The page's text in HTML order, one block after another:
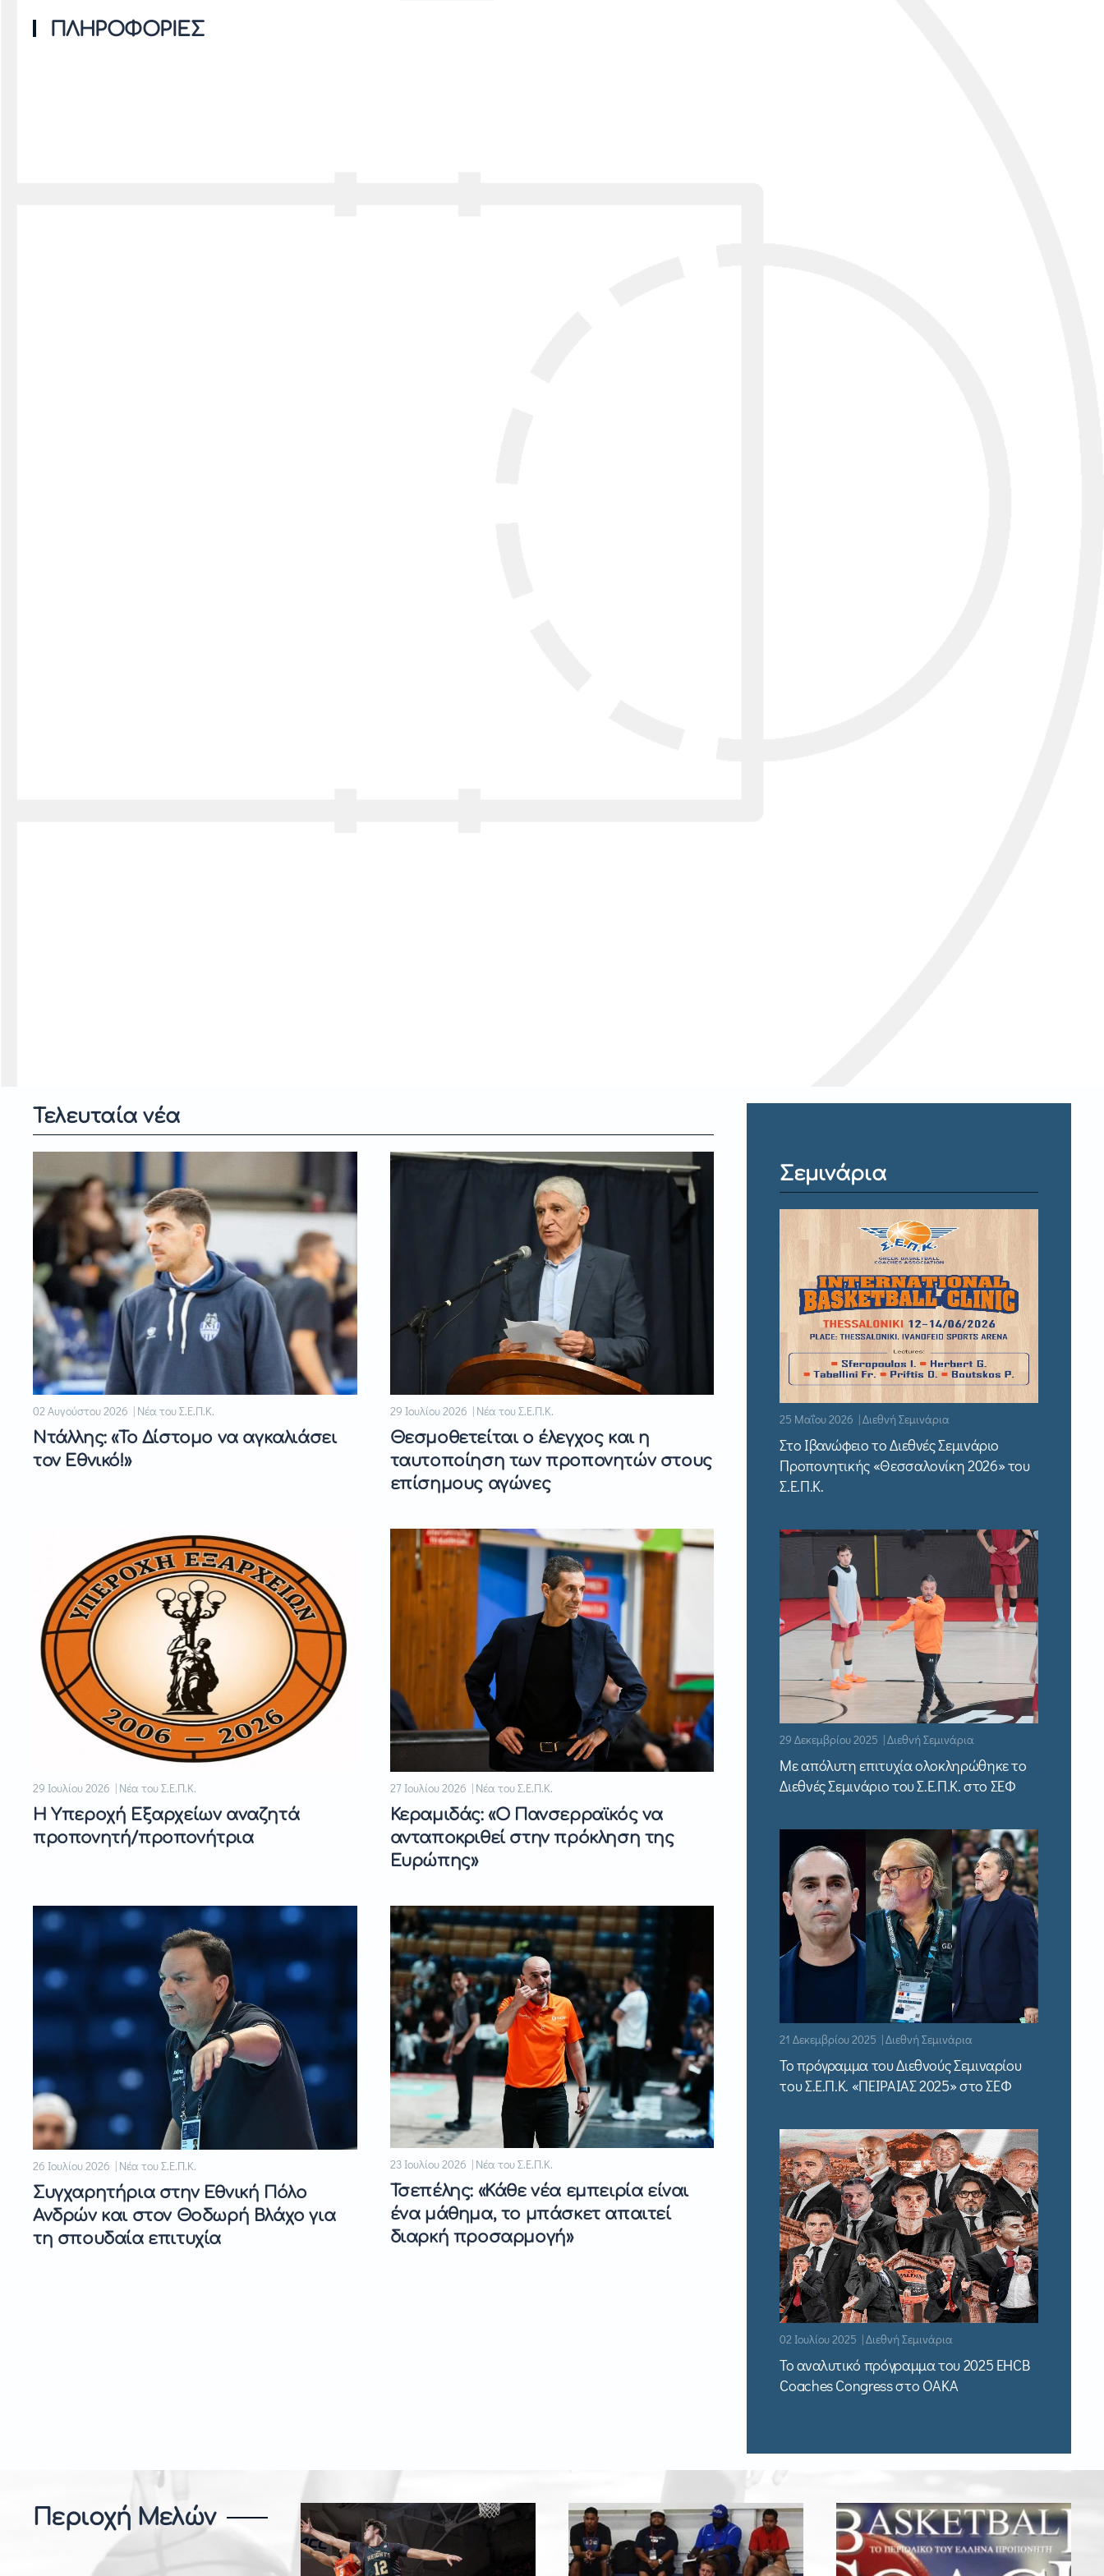
ΠΛΗΡΟΦΟΡΙΕΣ
Τελευταία νέα
02 Αυγούστου 2026 | Νέα του Σ.Ε.Π.Κ.
Ντάλλης: «Το Δίστομο να αγκαλιάσει
τον Εθνικό!»
29 Ιουλίου 2026 | Νέα του Σ.Ε.Π.Κ.
Θεσμοθετείται ο έλεγχος και η
ταυτοποίηση των προπονητών στους
επίσημους αγώνες
29 Ιουλίου 2026 | Νέα του Σ.Ε.Π.Κ.
Η Υπεροχή Εξαρχείων αναζητά
προπονητή/προπονήτρια
27 Ιουλίου 2026 | Νέα του Σ.Ε.Π.Κ.
Κεραμιδάς: «Ο Πανσερραϊκός να
ανταποκριθεί στην πρόκληση της
Ευρώπης»
26 Ιουλίου 2026 | Νέα του Σ.Ε.Π.Κ.
Συγχαρητήρια στην Εθνική Πόλο
Ανδρών και στον Θοδωρή Βλάχο για
τη σπουδαία επιτυχία
23 Ιουλίου 2026 | Νέα του Σ.Ε.Π.Κ.
Τσεπέλης: «Κάθε νέα εμπειρία είναι
ένα μάθημα, το μπάσκετ απαιτεί
διαρκή προσαρμογή»
Σεμινάρια
25 Μαΐου 2026 | Διεθνή Σεμινάρια
Στο Ιβανώφειο το Διεθνές Σεμινάριο
Προπονητικής «Θεσσαλονίκη 2026» του
Σ.Ε.Π.Κ.
29 Δεκεμβρίου 2025 | Διεθνή Σεμινάρια
Με απόλυτη επιτυχία ολοκληρώθηκε το
Διεθνές Σεμινάριο του Σ.Ε.Π.Κ. στο ΣΕΦ
21 Δεκεμβρίου 2025 | Διεθνή Σεμινάρια
Το πρόγραμμα του Διεθνούς Σεμιναρίου
του Σ.Ε.Π.Κ. «ΠΕΙΡΑΙΑΣ 2025» στο ΣΕΦ
02 Ιουλίου 2025 | Διεθνή Σεμινάρια
Το αναλυτικό πρόγραμμα του 2025 EHCB
Coaches Congress στο ΟΑΚΑ
Περιοχή Μελών